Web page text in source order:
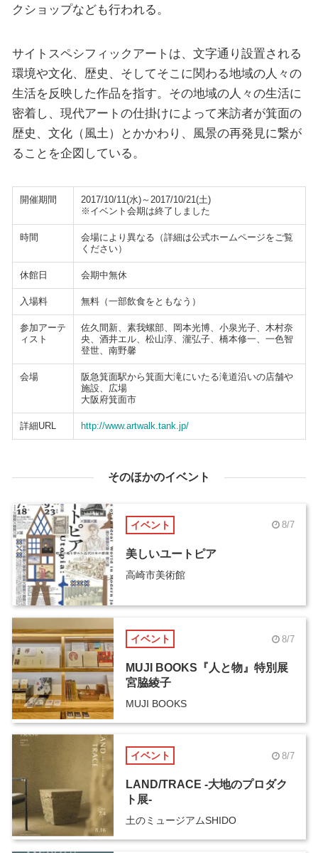
クショップなども行われる。
サイトスペシフィックアートは、文字通り設置される
環境や文化、歴史、そしてそこに関わる地域の人々の
生活を反映した作品を指す。その地域の人々の生活に
密着し、現代アートの仕掛けによって来訪者が箕面の
歴史、文化（風土）とかかわり、風景の再発見に繋が
ることを企図している。
開催期間
2017/10/11(水)～2017/10/21(土)
※イベント会期は終了しました
時間
会場により異なる（詳細は公式ホームページをご覧
ください）
休館日 会期中無休
入場料 無料（一部飲食をともなう）
参加アーテ
ィスト
佐久間新、素我螺部、岡本光博、小泉光子、木村奈
央、酒井エル、松山淳、瀧弘子、橋本修一、一色智
登世、南野馨
会場
阪急箕面駅から箕面大滝にいたる滝道沿いの店舗や
施設、広場
大阪府箕面市
詳細URL http://www.artwalk.tank.jp/
そのほかのイベント
イベント 8/7
美しいユートピア
高崎市美術館
イベント 8/7
MUJI BOOKS『人と物』特別展
宮脇綾子
MUJI BOOKS
イベント 8/7
LAND/TRACE -大地のプロダク
ト展-
土のミュージアムSHIDO